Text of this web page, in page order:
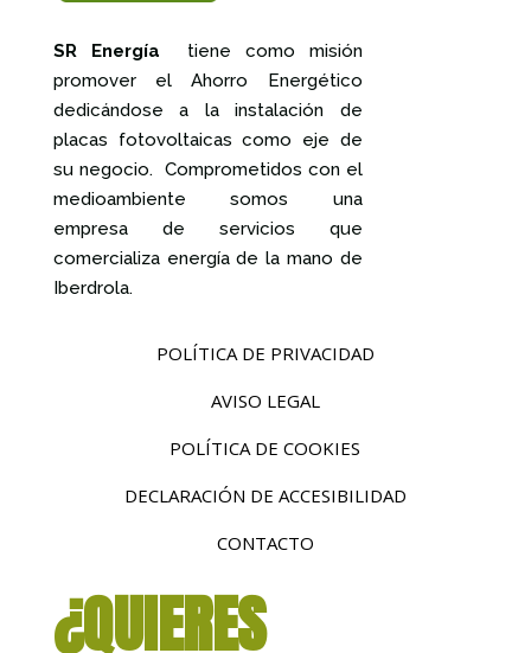
SR Energía
tiene como misión
promover el Ahorro Energético
dedicándose a la instalación de
placas fotovoltaicas como eje de
su negocio. Comprometidos con el
medioambiente somos una
empresa de servicios que
comercializa energía de la mano de
Iberdrola.
POLÍTICA DE PRIVACIDAD
AVISO LEGAL
POLÍTICA DE COOKIES
DECLARACIÓN DE ACCESIBILIDAD
CONTACTO
¿QUIERES